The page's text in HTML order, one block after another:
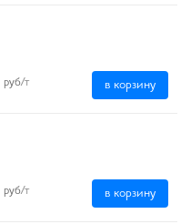
руб/т в корзину
руб/т в корзину